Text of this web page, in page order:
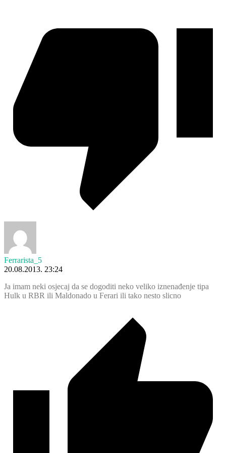
Ferrarista_5
20.08.2013. 23:24
Ja imam neki osjecaj da se dogoditi neko veliko iznenađenje tipa
Hulk u RBR ili Maldonado u Ferari ili tako nesto slicno